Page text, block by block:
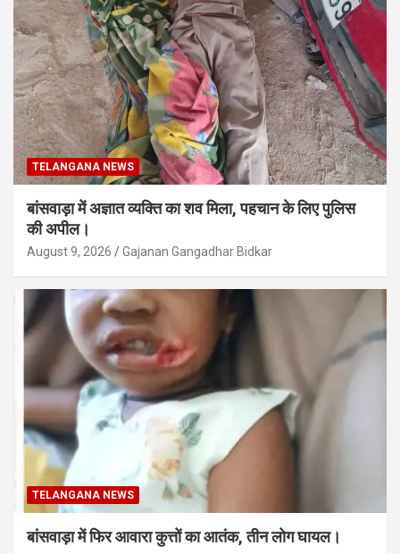
TELANGANA NEWS
बांसवाड़ा में अज्ञात व्यक्ति का शव मिला, पहचान के लिए पुलिस
की अपील।
August 9, 2026 Gajanan Gangadhar Bidkar
TELANGANA NEWS
बांसवाड़ा में फिर आवारा कुत्तों का आतंक, तीन लोग घायल।